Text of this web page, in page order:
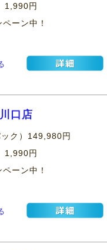
1,990円
ーン中！
口店
ク）149,980円
1,990円
ーン中！